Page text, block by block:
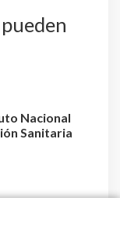
Nacional
Sanitaria